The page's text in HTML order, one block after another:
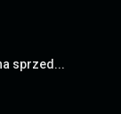
sprzed...